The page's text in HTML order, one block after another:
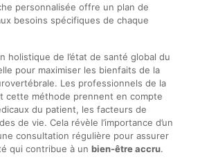
personnalisée offre un plan de
besoins spécifiques de chaque
holistique de l’état de santé global du
pour maximiser les bienfaits de la
Les professionnels de la
cette méthode prennent en compte
du patient, les facteurs de
de vie. Cela révèle l’importance d’un
consultation régulière pour assurer
qui contribue à un bien-être accru.